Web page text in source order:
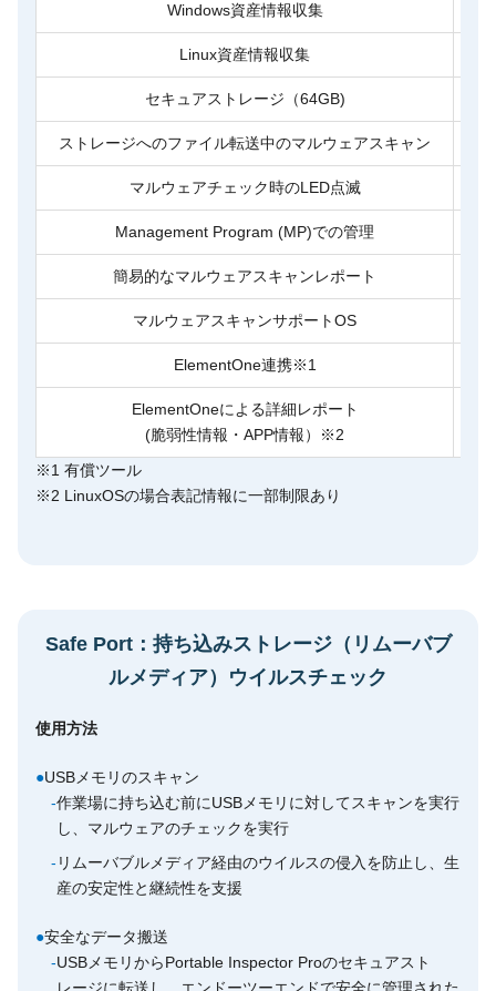
Windows資産情報収集
Linux資産情報収集
セキュアストレージ（64GB)
ストレージへのファイル転送中のマルウェアスキャン
マルウェアチェック時のLED点滅
Management Program (MP)での管理
簡易的なマルウェアスキャンレポート
マルウェアスキャンサポートOS
ElementOne連携※1
ElementOneによる詳細レポート
(脆弱性情報・APP情報）※2
※1 有償ツール
※2 LinuxOSの場合表記情報に一部制限あり
Safe Port：持ち込みストレージ（リムーバブ
ルメディア）ウイルスチェック
使用方法
●USBメモリのスキャン
-作業場に持ち込む前にUSBメモリに対してスキャンを実行
し、マルウェアのチェックを実行
- リムーバブルメディア経由のウイルスの侵入を防止し、生
産の安定性と継続性を支援
●安全なデータ搬送
-USBメモリからPortable Inspector Proのセキュアスト